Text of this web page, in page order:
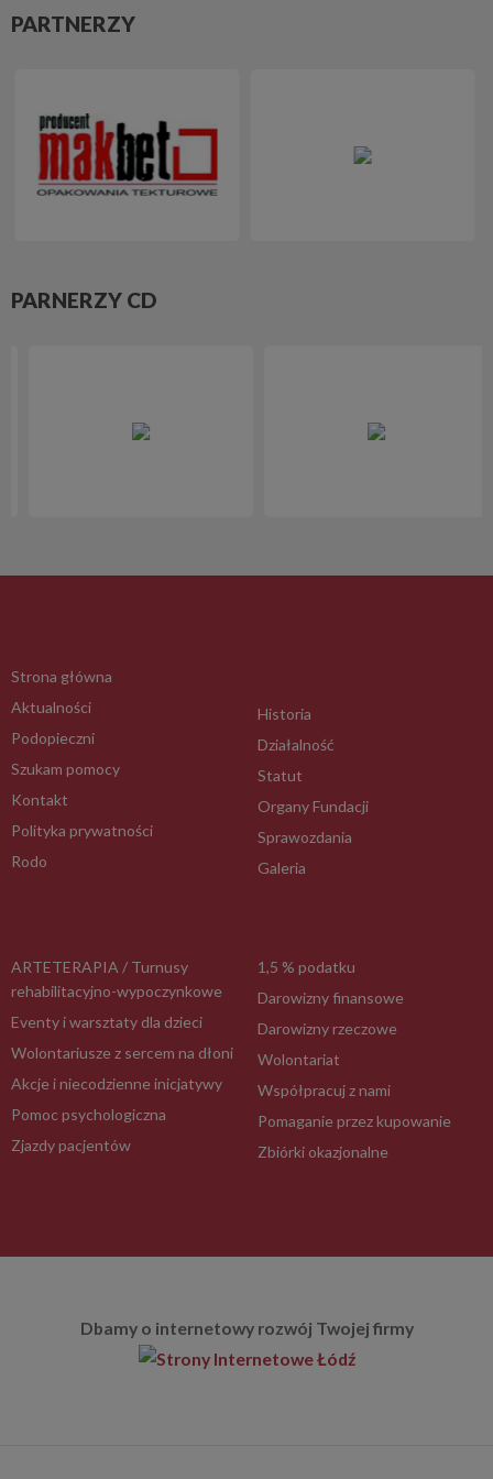
PARTNERZY
PARNERZY CD
Strona główna
Aktualności
Podopieczni
Szukam pomocy
Kontakt
Polityka prywatności
Rodo
Historia
Działalność
Statut
Organy Fundacji
Sprawozdania
Galeria
ARTETERAPIA / Turnusy
rehabilitacyjno-wypoczynkowe
Eventy i warsztaty dla dzieci
Wolontariusze z sercem na dłoni
Akcje i niecodzienne inicjatywy
Pomoc psychologiczna
Zjazdy pacjentów
1,5 % podatku
Darowizny finansowe
Darowizny rzeczowe
Wolontariat
Współpracuj z nami
Pomaganie przez kupowanie
Zbiórki okazjonalne
Dbamy o internetowy rozwój Twojej firmy